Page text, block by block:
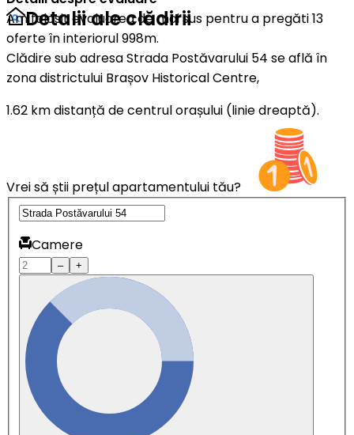
Am folosit evaluarea de mai sus pentru a pregăti 13
oferte în interiorul 998m.
Detalii ale clădirii
Clădire sub adresa Strada Postăvarului 54 se află în
zona districtului Brașov Historical Centre,
1.62 km distanță de centrul orașului (linie dreaptă).
Vrei să știi prețul apartamentului tău?
Camere
– +